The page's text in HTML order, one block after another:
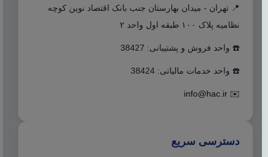
📍 تهران - میدان بهارستان جنب بانک اقتصاد نوین کوچه
نظامیه پلاک ۱۰۰ طبقه اول واحد ۲
☎️ واحد فروش و پشتیبانی: 38427
☎️ واحد خدمات مالیاتی: 38424
✉️
info@hac.ir
دسترسی سریع